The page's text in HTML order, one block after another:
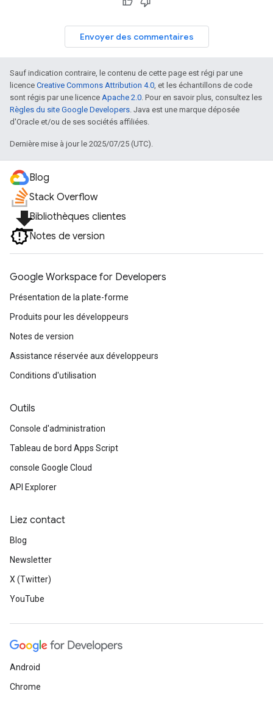
Envoyer des commentaires
Sauf indication contraire, le contenu de cette page est régi par une
licence Creative Commons Attribution 4.0, et les échantillons de code
sont régis par une licence Apache 2.0. Pour en savoir plus, consultez les
Règles du site Google Developers. Java est une marque déposée
d'Oracle et/ou de ses sociétés affiliées.
Dernière mise à jour le 2025/07/25 (UTC).
Blog
Stack Overflow
file_downloadBibliothèques clientes
Notes de version
Google Workspace for Developers
Présentation de la plate-forme
Produits pour les développeurs
Notes de version
Assistance réservée aux développeurs
Conditions d'utilisation
Outils
Console d'administration
Tableau de bord Apps Script
console Google Cloud
API Explorer
Liez contact
Blog
Newsletter
X (Twitter)
YouTube
Android
Chrome